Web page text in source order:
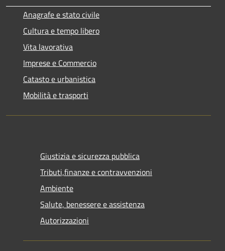
Anagrafe e stato civile
Cultura e tempo libero
Vita lavorativa
Imprese e Commercio
Catasto e urbanistica
Mobilità e trasporti
Giustizia e sicurezza pubblica
Tributi,finanze e contravvenzioni
Ambiente
Salute, benessere e assistenza
Autorizzazioni